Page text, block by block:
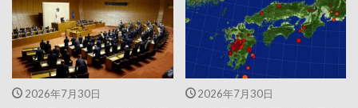
2026年7月30日 2026年7月30日